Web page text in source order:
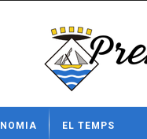
EL TEMPS